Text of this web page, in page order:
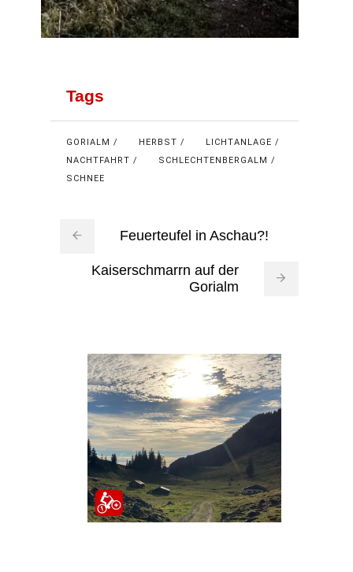
Tags
GORIALM HERBST
LICHTANLAGE
NACHTFAHRT
SCHLECHTENBERGALM
SCHNEE
Feuerteufel in Aschau?!
Kaiserschmarrn auf der
Gorialm